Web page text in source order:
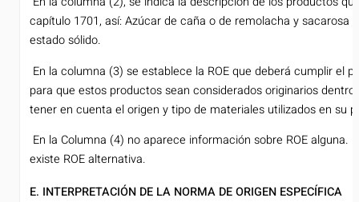
capítulo 1701, así: Azúcar de caña o de remolacha y sacarosa
estado sólido.
En la columna (3) se establece la ROE que deberá cumplir el
para que estos productos sean considerados originarios dentro
tener en cuenta el origen y tipo de materiales utilizados en su
En la Columna (4) no aparece información sobre ROE alguna.
existe ROE alternativa.
E. INTERPRETACIÓN DE LA NORMA DE ORIGEN ESPECÍFICA